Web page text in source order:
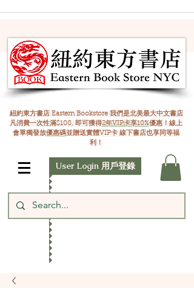
紐約東方書店 Eastern Bookstore 我們是北美最大中文書店
凡消費一次性滿$100, 即可獲得2年VIP卡享10%優惠！線上
會單獨發放優惠碼並贈送實體VIP卡 線下書店也享同等福
利！
User Login 用戶登錄